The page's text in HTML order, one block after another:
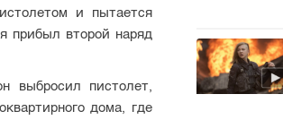
и пытается
прибыл второй наряд
выбросил пистолет,
дома, где